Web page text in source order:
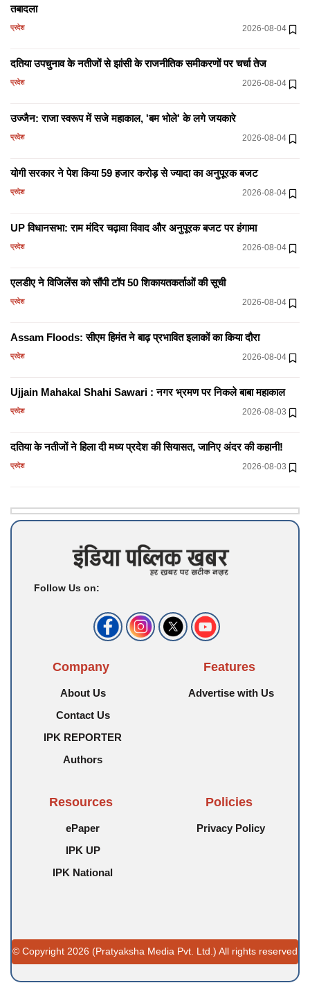
प्रतापगढ़ में जर्जर छत गिरने से उजड़ गया एक पूरा
प्रदेश
पूर्वांचल की राजनीति में शोक
2026-08-06
तबादला
प्रदेश 2026-08-04
दतिया उपचुनाव के नतीजों से झांसी के राजनीतिक समीकरणों पर चर्चा तेज
प्रदेश 2026-08-04
उज्जैन: राजा स्वरूप में सजे महाकाल, 'बम भोले' के लगे जयकारे
प्रदेश 2026-08-04
योगी सरकार ने पेश किया 59 हजार करोड़ से ज्यादा का अनुपूरक बजट
प्रदेश 2026-08-04
UP विधानसभा: राम मंदिर चढ़ावा विवाद और अनुपूरक बजट पर हंगामा
प्रदेश 2026-08-04
एलडीए ने विजिलेंस को सौंपी टॉप 50 शिकायतकर्ताओं की सूची
प्रदेश 2026-08-04
Assam Floods: सीएम हिमंत ने बाढ़ प्रभावित इलाकों का किया दौरा
प्रदेश 2026-08-04
Ujjain Mahakal Shahi Sawari : नगर भ्रमण पर निकले बाबा महाकाल
प्रदेश 2026-08-03
दतिया के नतीजों ने हिला दी मध्य प्रदेश की सियासत, जानिए अंदर की कहानी!
प्रदेश 2026-08-03
प्रदेश 2026-08-03
UP विधानसभा मानसून सत्र: विपक्ष ने की अवधि बढ़ाने की मांग, मिला ये भरोसा
कानपुर: हार्ट अटैक को समझा मर्डर, 5 बेगुनाह बरी
केरल में बाढ़ और भूस्खलन, तीन की मौत; सीएम ने की स्थिति की समीक्षा
Follow Us on:
Company
About Us
Contact Us
IPK REPORTER
Authors
Features
Advertise with Us
Resources
ePaper
IPK UP
IPK National
Policies
Privacy Policy
© Copyright 2026 (Pratyaksha Media Pvt. Ltd.) All rights reserved